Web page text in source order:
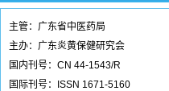
主管：广东省中医药局
主办：广东炎黄保健研究会
国内刊号：CN 44-1543/R
国际刊号：ISSN 1671-5160